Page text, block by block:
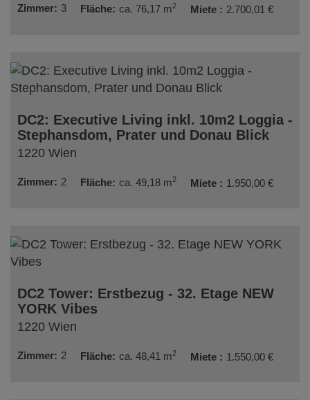
Zimmer 3 Fläche ca. 76,17 m2 Miete 2.700,01 €
DC2: Executive Living inkl. 10m2 Loggia -
Stephansdom, Prater und Donau Blick
1220 Wien
Zimmer 2 Fläche ca. 49,18 m2 Miete 1.950,00 €
DC2 Tower: Erstbezug - 32. Etage NEW
YORK Vibes
1220 Wien
Zimmer 2 Fläche ca. 48,41 m2 Miete 1.550,00 €